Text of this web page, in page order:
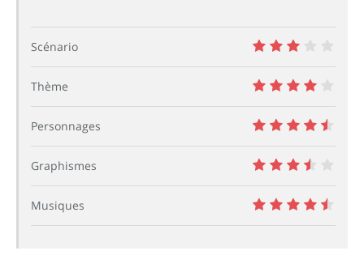
Scénario
6
Thème
8
Personnages
9
Graphismes
7
Musiques
9